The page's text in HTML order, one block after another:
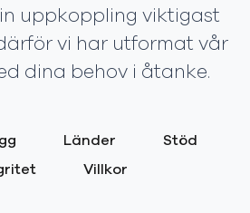
uppkoppling viktigast
vi har utformat vår
dina behov i åtanke.
Länder
Stöd
Villkor